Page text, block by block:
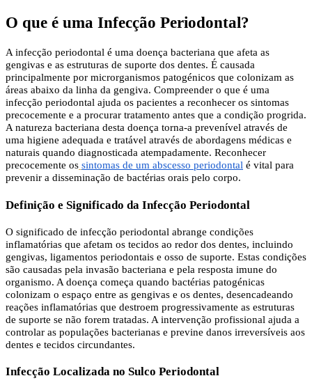
O que é uma Infecção Periodontal?
A infecção periodontal é uma doença bacteriana que afeta as
gengivas e as estruturas de suporte dos dentes. É causada
principalmente por microrganismos patogénicos que colonizam as
áreas abaixo da linha da gengiva. Compreender o que é uma
infecção periodontal ajuda os pacientes a reconhecer os sintomas
precocemente e a procurar tratamento antes que a condição progrida.
A natureza bacteriana desta doença torna-a prevenível através de
uma higiene adequada e tratável através de abordagens médicas e
naturais quando diagnosticada atempadamente. Reconhecer
precocemente os sintomas de um abscesso periodontal é vital para
prevenir a disseminação de bactérias orais pelo corpo.
Definição e Significado da Infecção Periodontal
O significado de infecção periodontal abrange condições
inflamatórias que afetam os tecidos ao redor dos dentes, incluindo
gengivas, ligamentos periodontais e osso de suporte. Estas condições
são causadas pela invasão bacteriana e pela resposta imune do
organismo. A doença começa quando bactérias patogénicas
colonizam o espaço entre as gengivas e os dentes, desencadeando
reações inflamatórias que destroem progressivamente as estruturas
de suporte se não forem tratadas. A intervenção profissional ajuda a
controlar as populações bacterianas e previne danos irreversíveis aos
dentes e tecidos circundantes.
Infecção Localizada no Sulco Periodontal